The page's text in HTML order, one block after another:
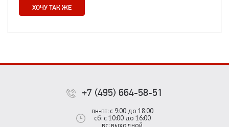
ХОЧУ ТАК ЖЕ
+7 (495) 664-58-51
пн-пт: с 9:00 до 18:00
сб: с 10:00 до 16:00